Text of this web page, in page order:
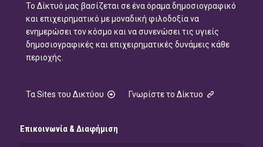
Το Δίκτυό μας βασίζεται σε ένα όραμα δημοσιογραφικό
και επιχειρηματικό με μοναδική φιλοδοξία να
ενημερώσει τον κόσμο και να συνενώσει τις υγιείς
δημοσιογραφικές και επιχειρηματικές δυνάμεις κάθε
περιοχής.
Τα Sites του Δικτύου Γνωρίστε το Δίκτυο
Επικοινωνία & Διαφήμιση